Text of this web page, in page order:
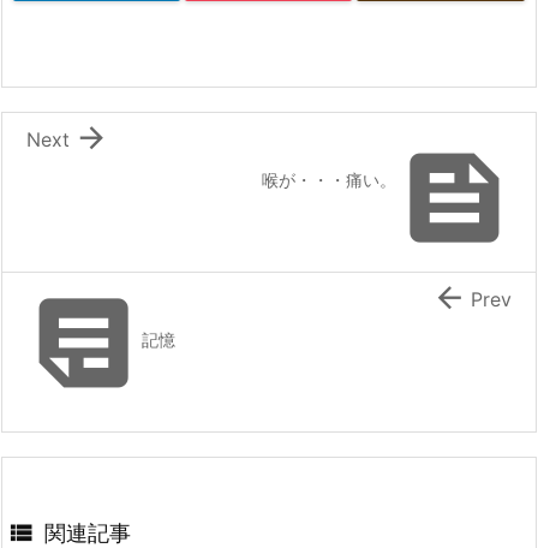

喉が・・・痛い。

Next
記憶
 Prev
 関連記事